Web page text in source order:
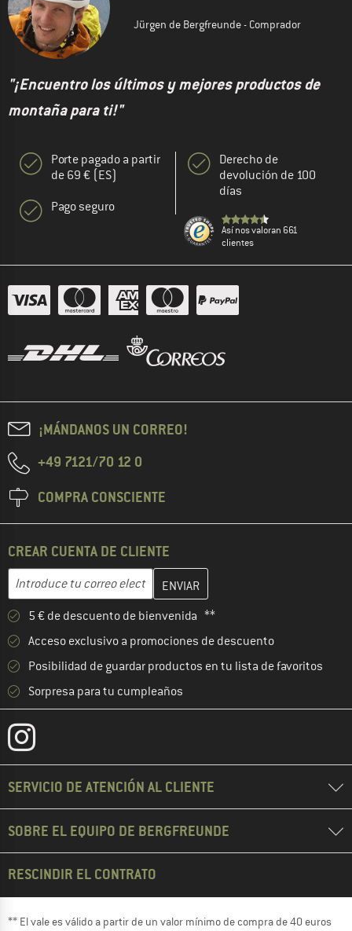
Jürgen de Bergfreunde - Comprador
"¡Encuentro los últimos y mejores productos de
montaña para ti!"
Porte pagado a partir
de 69 € (ES)
Pago seguro
Derecho de
devolución de 100
días
Así nos valoran 661
clientes
¡MÁNDANOS UN CORREO!
+49 7121/70 12 0
COMPRA CONSCIENTE
CREAR CUENTA DE CLIENTE
Dirección de correo electrónico
Introduce aquí tu dirección de correo electrónico y crea tu
5 € de descuento de bienvenida **
Acceso exclusivo a promociones de descuento
Posibilidad de guardar productos en tu lista de favoritos
Sorpresa para tu cumpleaños
SERVICIO DE ATENCIÓN AL CLIENTE
SOBRE EL EQUIPO DE BERGFREUNDE
RESCINDIR EL CONTRATO
** El vale es válido a partir de un valor mínimo de compra de 40 euros